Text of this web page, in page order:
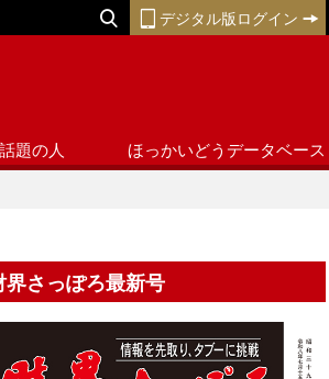
デジタル版ログイン
話題の人 ほっかいどうデータベース
界さっぽろ最新号